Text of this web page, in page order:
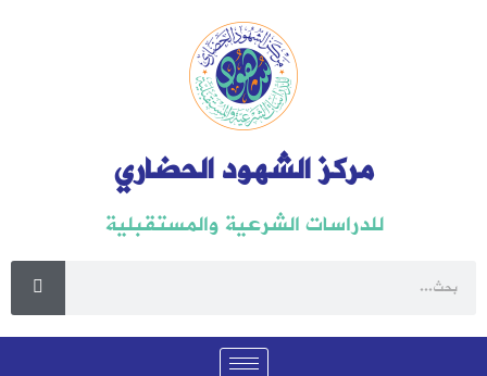
مركز الشهود الحضاري
للدراسات الشرعية والمستقبلية